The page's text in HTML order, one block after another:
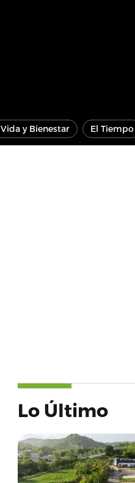
Vida y Bienestar El Tiempo
Lo Último